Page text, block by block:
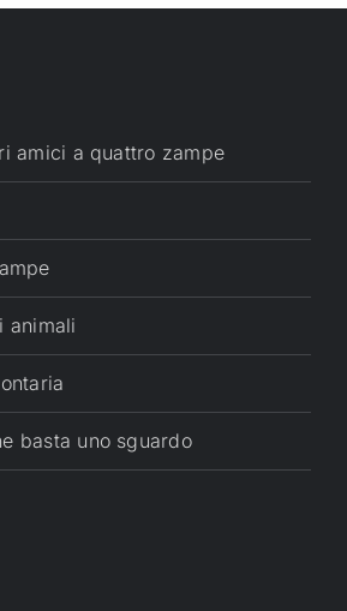
amici a quattro zampe
animali
basta uno sguardo